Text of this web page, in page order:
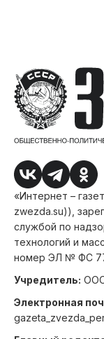
«Интернет –
zwezda.su)),
службой по
технологий и
номер ЭЛ № ФС
Учредитель:
Электронная